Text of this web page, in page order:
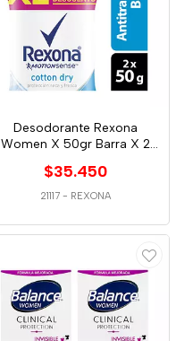
Desodorante Rexona
Women X 50gr Barra X 2
$35.450
21117 - REXONA